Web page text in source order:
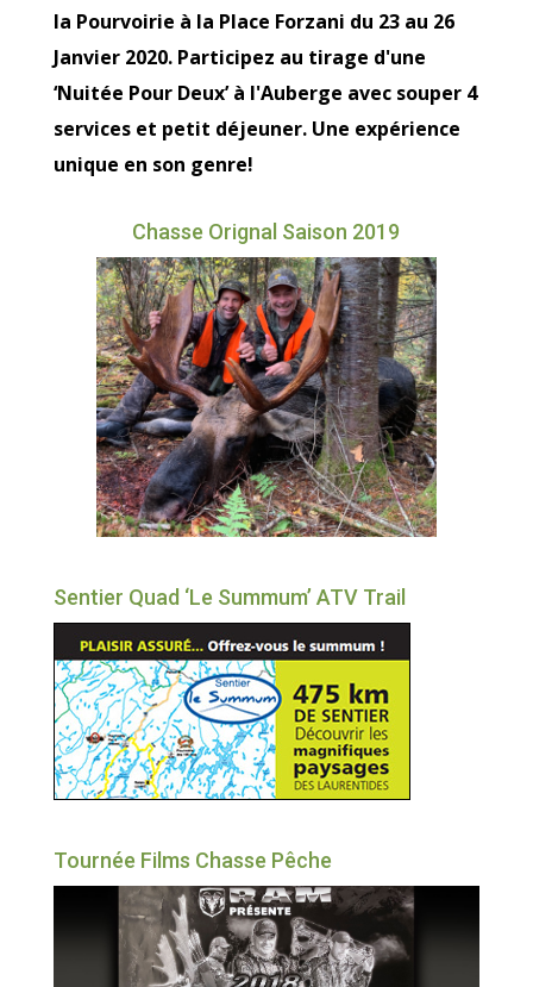
la Pourvoirie à la Place Forzani du 23 au 26
Janvier 2020. Participez au tirage d'une
‘Nuitée Pour Deux’ à l'Auberge avec souper 4
services et petit déjeuner. Une expérience
unique en son genre!
Chasse Orignal Saison 2019
Sentier Quad ‘Le Summum’ ATV Trail
Tournée Films Chasse Pêche